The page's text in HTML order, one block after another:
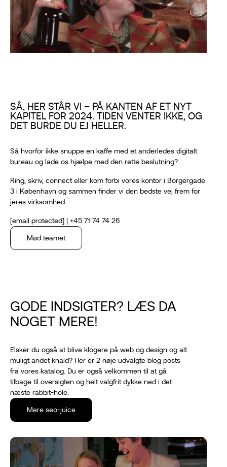
SÅ, HER STÅR VI – PÅ KANTEN AF ET NYT
KAPITEL FOR 2024. TIDEN VENTER IKKE, OG
DET BURDE DU EJ HELLER.
Så hvorfor ikke snuppe en kaffe med et anderledes digitalt
bureau og lade os hjælpe med den rette beslutning?
Ring, skriv, connect eller kom forbi vores kontor i Borgergade
3 i København og sammen finder vi den bedste vej frem for
jeres virksomhed.
[email protected] | +45 71 74 74 26
Mød teamet
GODE INDSIGTER? LÆS DA
NOGET MERE!
Elsker du også at blive klogere på web og design og alt
muligt andet knald? Her er 2 nøje udvalgte blog posts
fra vores katalog. Du er også velkommen til at gå
tilbage til oversigten og helt valgfrit dykke ned i det
næste rabbit-hole.
Mere seo-juice